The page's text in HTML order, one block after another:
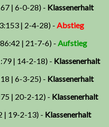
| 6-0-28) - Klassenerhalt
| 2-4-28) - Abstieg
| 21-7-6) - Aufstieg
| 14-2-18) - Klassenerhalt
| 6-3-25) - Klassenerhalt
| 20-2-12) - Klassenerhalt
| 19-2-13) - Klassenerhalt